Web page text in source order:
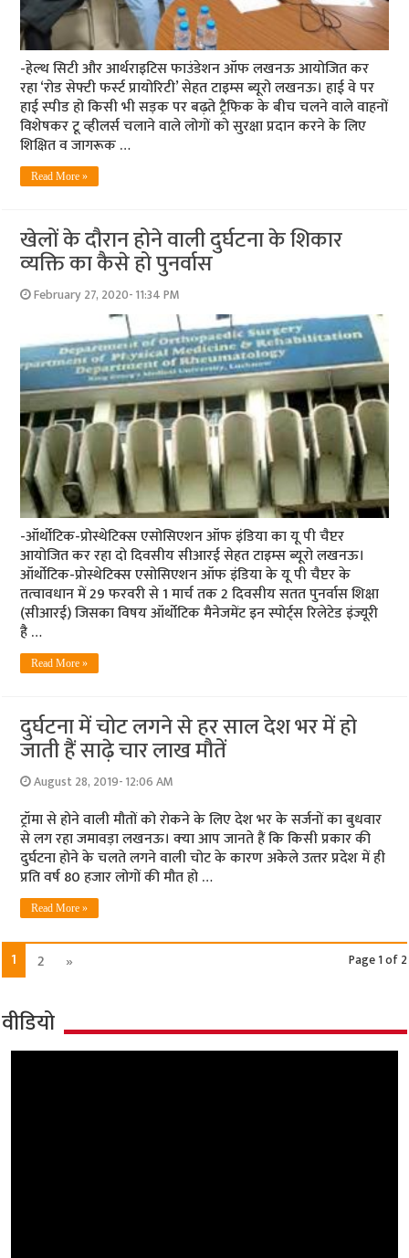
-हेल्‍थ सिटी और आर्थराइटिस फाउंडेशन ऑफ लखनऊ आयोजित कर
रहा ‘रोड सेफ्टी फर्स्‍ट प्रायोरिटी’ सेहत टाइम्‍स ब्‍यूरो लखनऊ। हाई वे पर
हाई स्‍पीड हो किसी भी सड़क पर बढ़ते ट्रैफि‍क के बीच चलने वाले वाहनों
विशेषकर टू व्‍हीलर्स चलाने वाले लोगों को सुरक्षा प्रदान करने के लिए
शिक्षित व जागरूक …
Read More »
खेलों के दौरान होने वाली दुर्घटना के शिकार
व्‍यक्ति का कैसे हो पुनर्वास
February 27, 2020- 11:34 PM
-ऑर्थोटिक-प्रोस्थेटिक्स एसोसिएशन ऑफ इंडिया का यू पी चैप्टर
आयोजित कर रहा दो दिवसीय सीआरई सेहत टाइम्‍स ब्‍यूरो लखनऊ।
ऑर्थोटिक-प्रोस्थेटिक्स एसोसिएशन ऑफ इंडिया के यू पी चैप्टर के
तत्‍वावधान में 29 फरवरी से 1 मार्च तक 2 दिवसीय सतत पुनर्वास शिक्षा
(सीआरई) जिसका विषय ऑर्थोटिक मैनेजमेंट इन स्पोर्ट्स रिलेटेड इंज्यूरी
है …
Read More »
दुर्घटना में चोट लगने से हर साल देश भर में हो
जाती हैं साढ़े चार लाख मौतें
August 28, 2019- 12:06 AM
ट्रॉमा से होने वाली मौतों को रोकने के लिए देश भर के सर्जनों का बुधवार
से लग रहा जमावड़ा लखनऊ। क्‍या आप जानते हैं कि किसी प्रकार की
दुर्घटना होने के चलते लगने वाली चोट के कारण अकेले उत्‍तर प्रदेश में ही
प्रति वर्ष 80 हजार लोगों की मौत हो …
Read More »
Page 1 of 2
1 2 »
वीडियो